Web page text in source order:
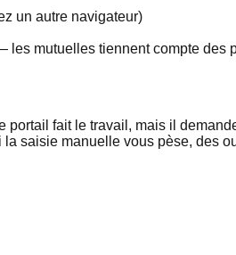
un autre navigateur)
mutuelles tiennent compte des
fait le travail, mais il
saisie manuelle vous pèse, des